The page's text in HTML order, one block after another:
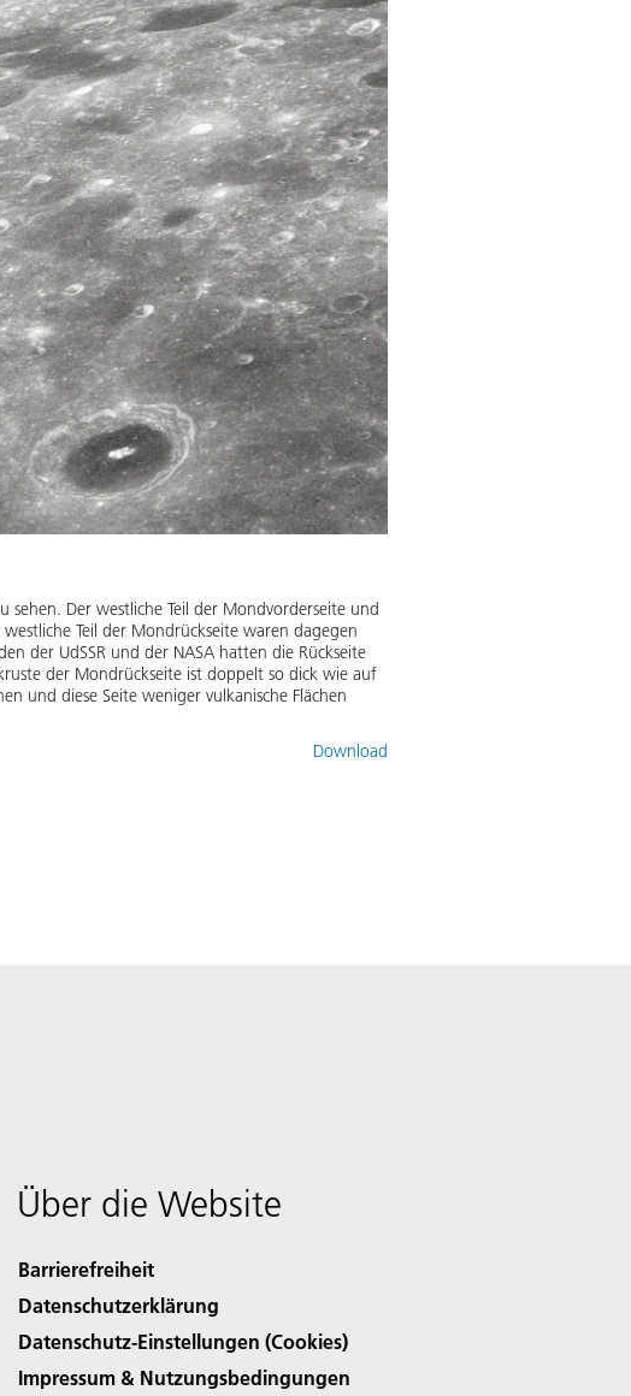
Der westliche Teil der Mondvorderseite und
Teil der Mondrückseite waren dagegen
der UdSSR und der NASA hatten die Rückseite
der Mondrückseite ist doppelt so dick wie auf
und diese Seite weniger vulkanische Flächen
Download
Über die Website
Barrierefreiheit
Datenschutzerklärung
Datenschutz-Einstellungen (Cookies)
Impressum & Nutzungsbedingungen